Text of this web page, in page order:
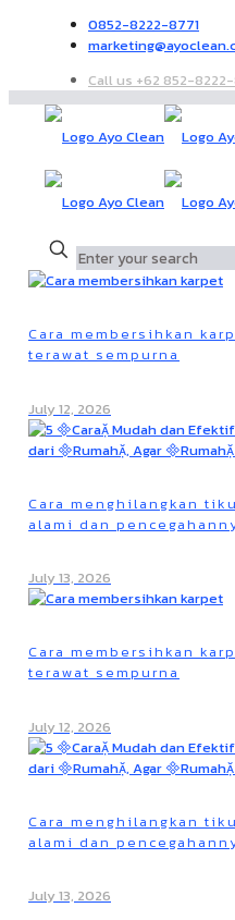
0852-8222-8771
Call us +62 852-
Cara membersihkan
terawat sempurna
July 12, 2026
Cara menghilangkan
alami dan
July 13, 2026
Cara membersihkan
terawat sempurna
July 12, 2026
Cara menghilangkan
alami dan
July 13, 2026